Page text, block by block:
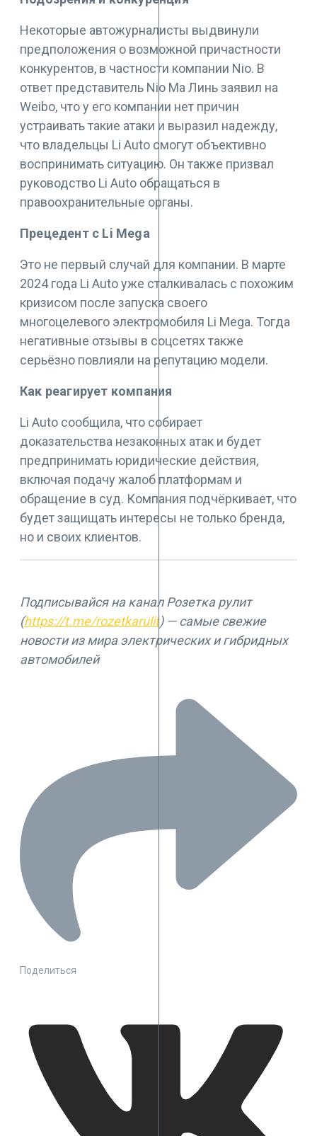
Некоторые автожурналисты выдвинули
предположения о возможной причастности
конкурентов, в частности компании Nio. В
ответ представитель Nio Ма Линь заявил на
Weibo, что у его компании нет причин
устраивать такие атаки и выразил надежду,
что владельцы Li Auto смогут объективно
воспринимать ситуацию. Он также призвал
руководство Li Auto обращаться в
правоохранительные органы.
Прецедент с Li Mega
Это не первый случай для компании. В марте
2024 года Li Auto уже сталкивалась с похожим
кризисом после запуска своего
многоцелевого электромобиля Li Mega. Тогда
негативные отзывы в соцсетях также
серьёзно повлияли на репутацию модели.
Как реагирует компания
Li Auto сообщила, что собирает
доказательства незаконных атак и будет
предпринимать юридические действия,
включая подачу жалоб платформам и
обращение в суд. Компания подчёркивает, что
будет защищать интересы не только бренда,
но и своих клиентов.
Подписывайся на канал Розетка рулит
(https://t.me/rozetkarulit) — самые свежие
новости из мира электрических и гибридных
автомобилей
Поделиться